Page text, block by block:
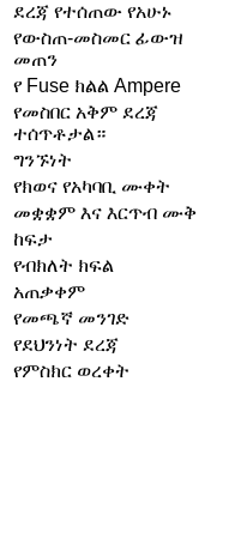
ደረጃ የተሰጠው የአሁኑ
የውስጠ-መስመር ፊውዝ
መጠን
የ Fuse ክልል Ampere
የመስበር አቅም ደረጃ
ተሰጥቶታል።
ግንኙነት
የክወና የአካባቢ ሙቀት
መቋቋም እና እርጥብ ሙቅ
ከፍታ
የብክለት ክፍል
አጠቃቀም
የመጫኛ መንገድ
የደህንነት ደረጃ
የምስክር ወረቀት